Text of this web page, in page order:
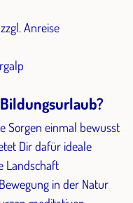
Anreise
Sorgen einmal bewusst
Dir dafür ideale
Landschaft
in der Natur